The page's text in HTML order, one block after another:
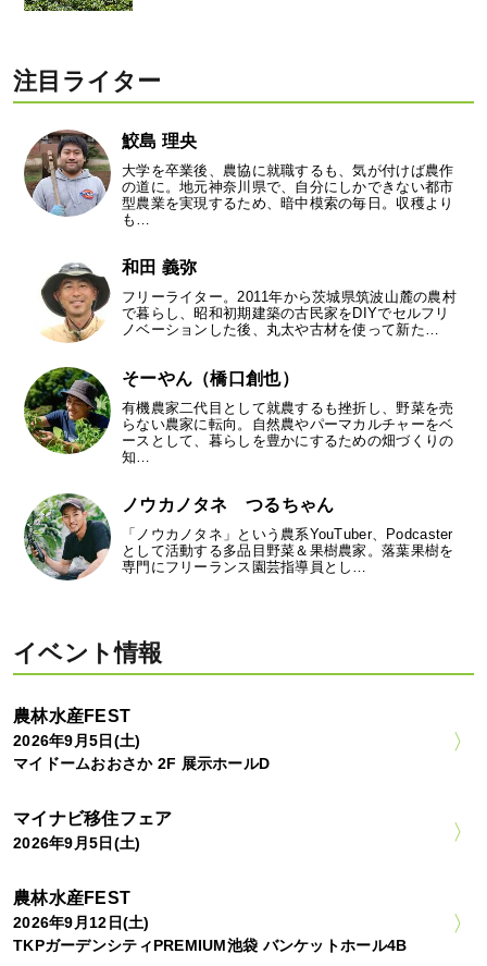
注目ライター
鮫島 理央
大学を卒業後、農協に就職するも、気が付けば農作
の道に。地元神奈川県で、自分にしかできない都市
型農業を実現するため、暗中模索の毎日。収穫より
も…
和田 義弥
フリーライター。2011年から茨城県筑波山麓の農村
で暮らし、昭和初期建築の古民家をDIYでセルフリ
ノベーションした後、丸太や古材を使って新た…
そーやん（橋口創也）
有機農家二代目として就農するも挫折し、野菜を売
らない農家に転向。自然農やパーマカルチャーをベ
ースとして、暮らしを豊かにするための畑づくりの
知…
ノウカノタネ つるちゃん
「ノウカノタネ」という農系YouTuber、Podcaster
として活動する多品目野菜＆果樹農家。落葉果樹を
専門にフリーランス園芸指導員とし…
イベント情報
農林水産FEST
2026年9月5日(土)
マイドームおおさか 2F 展示ホールD
マイナビ移住フェア
2026年9月5日(土)
農林水産FEST
2026年9月12日(土)
TKPガーデンシティPREMIUM池袋 バンケットホール4B